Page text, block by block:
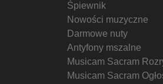
Śpiewnik
Nowości muzyczne
Darmowe nuty
Antyfony mszalne
Musicam Sacram
Musicam Sacram